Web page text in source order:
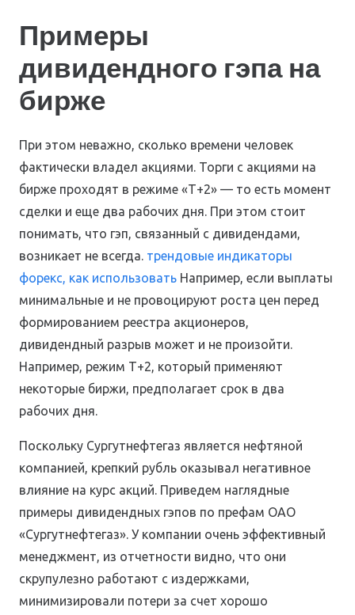
Примеры
дивидендного гэпа на
бирже
При этом неважно, сколько времени человек
фактически владел акциями. Торги с акциями на
бирже проходят в режиме «Т+2» — то есть момент
сделки и еще два рабочих дня. При этом стоит
понимать, что гэп, связанный с дивидендами,
возникает не всегда. трендовые индикаторы
форекс, как использовать Например, если выплаты
минимальные и не провоцируют роста цен перед
формированием реестра акционеров,
дивидендный разрыв может и не произойти.
Например, режим T+2, который применяют
некоторые биржи, предполагает срок в два
рабочих дня.
Поскольку Сургутнефтегаз является нефтяной
компанией, крепкий рубль оказывал негативное
влияние на курс акций. Приведем наглядные
примеры дивидендных гэпов по префам ОАО
«Сургутнефтегаз». У компании очень эффективный
менеджмент, из отчетности видно, что они
скрупулезно работают с издержками,
минимизировали потери за счет хорошо